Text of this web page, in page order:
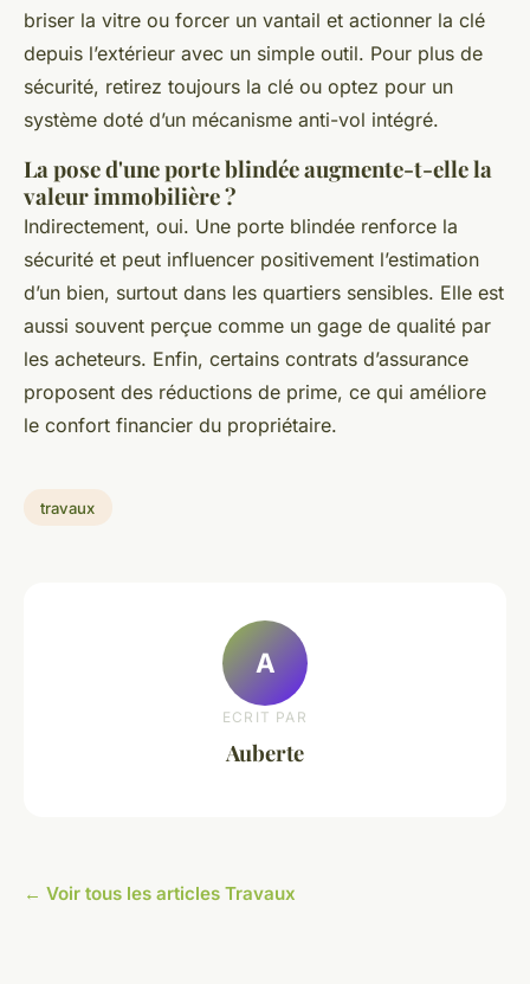
briser la vitre ou forcer un vantail et actionner la clé
depuis l’extérieur avec un simple outil. Pour plus de
sécurité, retirez toujours la clé ou optez pour un
système doté d’un mécanisme anti-vol intégré.
La pose d'une porte blindée augmente-t-elle la
valeur immobilière ?
Indirectement, oui. Une porte blindée renforce la
sécurité et peut influencer positivement l’estimation
d’un bien, surtout dans les quartiers sensibles. Elle est
aussi souvent perçue comme un gage de qualité par
les acheteurs. Enfin, certains contrats d’assurance
proposent des réductions de prime, ce qui améliore
le confort financier du propriétaire.
travaux
A
ECRIT PAR
Auberte
← Voir tous les articles Travaux